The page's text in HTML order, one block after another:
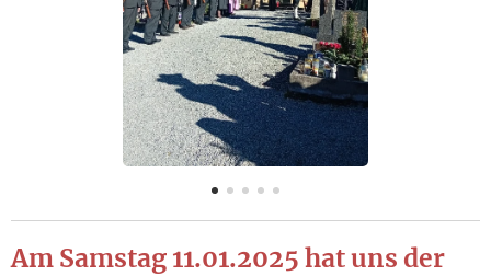
Am Samstag 11.01.2025 hat uns der